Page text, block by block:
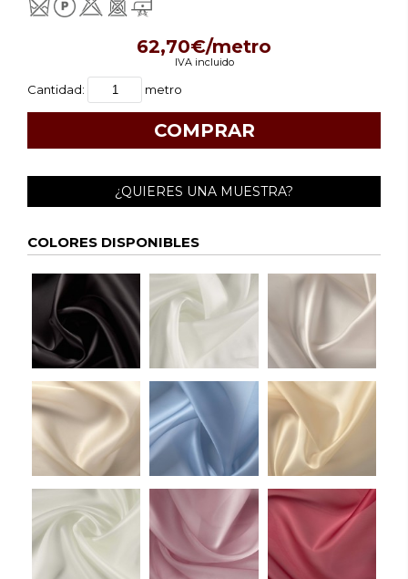
62,70€/metro
IVA incluido
Cantidad: metro
¿QUIERES UNA MUESTRA?
COLORES DISPONIBLES